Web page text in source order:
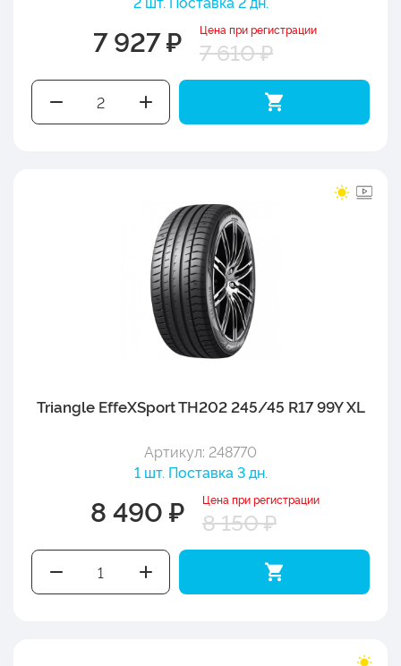
7 927 ₽ Цена при регистрации
7 610 ₽
Triangle EffeXSport TH202 245/45 R17 99Y XL
Артикул: 248770
1 шт. Поставка 3 дн.
8 490 ₽ Цена при регистрации
8 150 ₽